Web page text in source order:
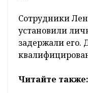
Сотрудники
установили
задержали
Читайте также: